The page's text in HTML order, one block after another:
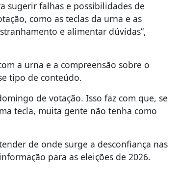
sugerir falhas e possibilidades de
como as teclas da urna e as
e alimentar dúvidas”,
a urna e a compreensão sobre o
tipo de conteúdo.
de votação. Isso faz com que, se
tecla, muita gente não tenha como
de onde surge a desconfiança nas
para as eleições de 2026.